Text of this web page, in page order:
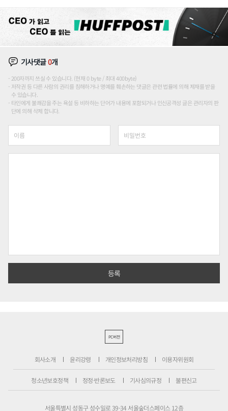
기사댓글0개
200자까지 쓰실 수 있습니다. (현재 0 byte / 최대 400byte)
저작권 등 다른 사람의 권리를 침해하거나 명예를 훼손하는 댓글은 관련 법률에 의해 제재를 받을
수 있습니다.
타인에게 불쾌감을 주는 욕설 등 비하하는 단어가 내용에 포함되거나 인신공격성 글은 관리자의 판
단에 의해 삭제 합니다.
PC버전
회사소개 윤리강령 개인정보처리방침 이용자위원회
청소년보호정책 정정·반론보도 기사심의규정 불편신고
서울특별시 성동구 성수일로 39-34 서울숲더스페이스 12층